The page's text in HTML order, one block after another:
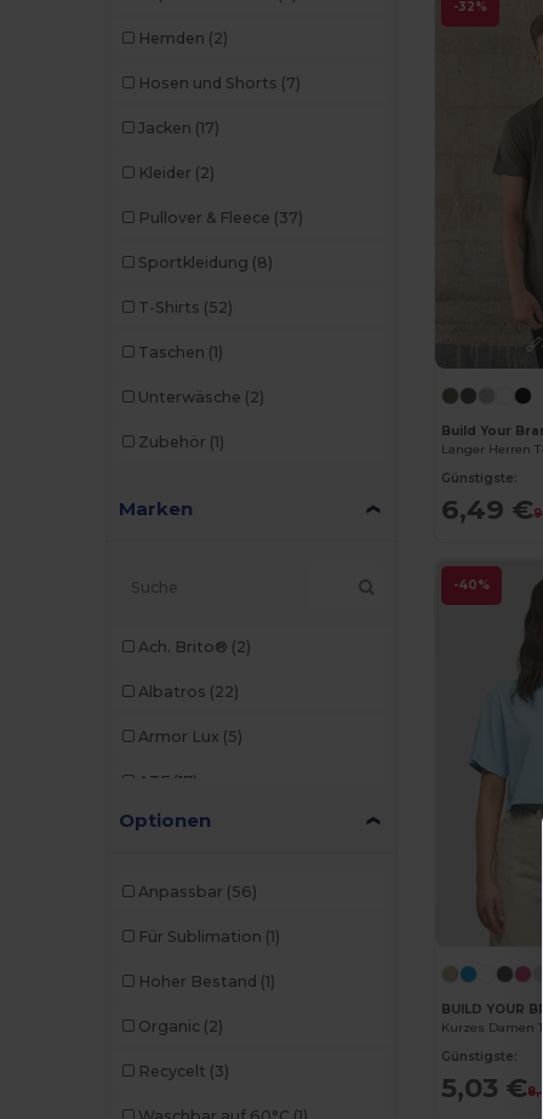
Hemden (2)
Hosen und Shorts (7)
Jacken (17)
Kleider (2)
Pullover & Fleece (37)
Sportkleidung (8)
T-Shirts (52)
Taschen (1)
Unterwäsche (2)
Zubehör (1)
Marken
Ach. Brito® (2)
Albatros (22)
Armor Lux (5)
ATF (17)
Atlantis (102)
Optionen
Anpassbar (56)
Für Sublimation (1)
Hoher Bestand (1)
Organic (2)
Recycelt (3)
Waschbar auf 60°C (1)
-32%
Build Your
Günstigste:
6,49 €
-40%
BUILD YOUR
Kurzes Damen
Günstigste:
5,03 €